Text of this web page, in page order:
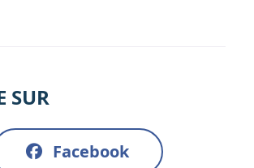
SUR
Facebook